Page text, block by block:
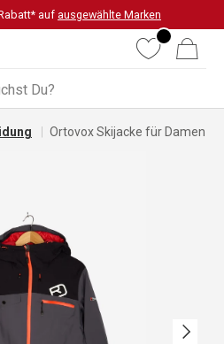
auf ausgewählte Marken
WunschlisteWarenkorb
Ortovox Skijacke für Damen
Nächste